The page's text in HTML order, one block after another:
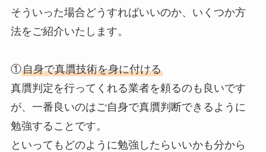
そういった場合どうすればいいのか、いくつか方
法をご紹介いたします。
①自身で真贋技術を身に付ける
真贋判定を行ってくれる業者を頼るのも良いです
が、一番良いのはご自身で真贋判断できるように
勉強することです。
といってもどのように勉強したらいいかも分から